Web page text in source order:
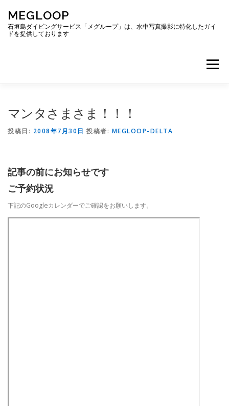
ッ
MEGLOOP
石垣島ダイビングサービス「メグループ」は、水中写真撮影に特化したガイ
ドを提供しております
メニュー
マンタさまさま！！！
投稿日: 2008年7月30日 投稿者: MEGLOOP-DELTA
記事の前にお知らせです
ご予約状況
下記のGoogleカレンダーでご確認をお願いします。